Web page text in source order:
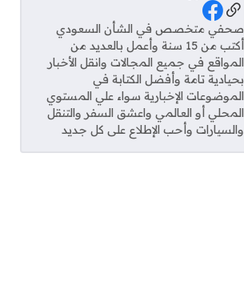
Social Links
صحفي متخصص في الشأن السعودي
أكتب من 15 سنة وأعمل بالعديد من
المواقع في جميع المجالات وانقل الأخبار
بحيادية تامة وأفضل الكتابة في
الموضوعات الإخبارية سواء علي المستوي
المحلي أو العالمي واعشق السفر والتنقل
والسيارات وأحب الإطلاع على كل جديد